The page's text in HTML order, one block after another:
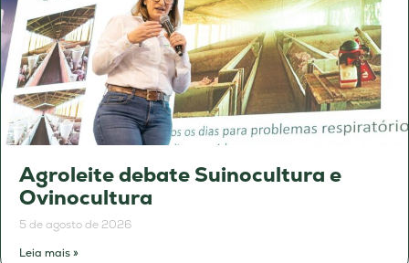
Agroleite debate Suinocultura e
Ovinocultura
5 de agosto de 2026
Leia mais »